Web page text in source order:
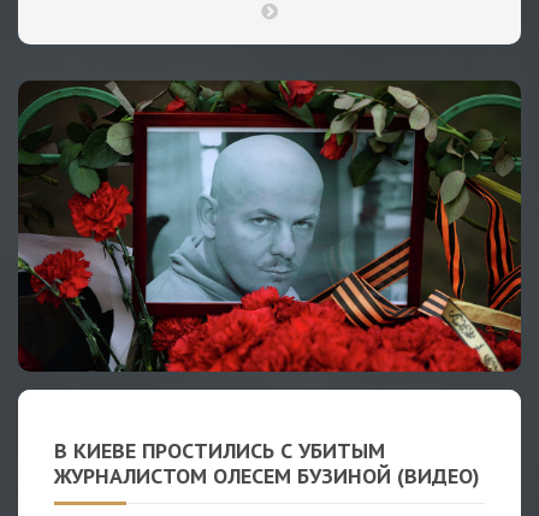
В КИЕВЕ ПРОСТИЛИСЬ С УБИТЫМ
ЖУРНАЛИСТОМ ОЛЕСЕМ БУЗИНОЙ (ВИДЕО)